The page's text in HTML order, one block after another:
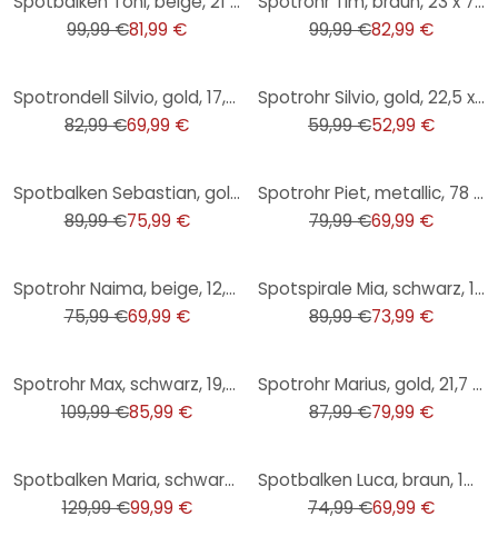
99,99 €81,99 €
99,99 €82,99 €
Spotrondell Silvio, gold, 17,5 x 37 cm, Metall Industrielle Deckenleuchte
82,99 €69,99 €
Spotrohr Silvio, gold, 22,5 x 38,5 cm, Metall Lampe
59,99 €52,99 €
Spotbalken Sebastian, gold, 17,5 x 57,5 cm, Holz Lampe
89,99 €75,99 €
Spotrohr Piet, metallic, 78 x 16 cm, Glas Strahler
79,99 €69,99 €
Spotrohr Naima, beige, 12,5 x 75 cm, Metall Deckenspots, dimmbar
75,99 €69,99 €
Spotspirale Mia, schwarz, 18 x 51 cm, Metall Innenleuchte
89,99 €73,99 €
Spotrohr Max, schwarz, 19,5 x 89 cm, Glas Strahler
109,99 €85,99 €
Spotrohr Marius, gold, 21,7 x 69 cm, Metall Innenleuchte
87,99 €79,99 €
Spotbalken Maria, schwarz, 24 x 40 cm, Holz Strahler
129,99 €99,99 €
Spotbalken Luca, braun, 14,5 x 40,5 cm, Bambus Lampe
74,99 €69,99 €